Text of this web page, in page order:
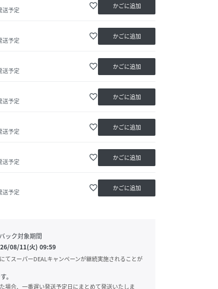
送予定
favorite_border かごに追加
送予定
favorite_border かごに追加
送予定
favorite_border かごに追加
送予定
favorite_border かごに追加
送予定
favorite_border かごに追加
送予定
favorite_border かごに追加
送予定
favorite_border かごに追加
ック対象期間
08/11(火) 09:59
てスーパーDEALキャンペーンが継続実施されることが
。
場合、一番遅い発送予定日にまとめて発送いたしま